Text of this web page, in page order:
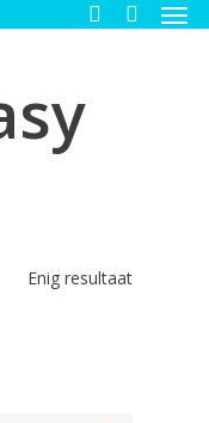
Enig resultaat